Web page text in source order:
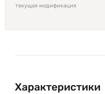
текущая модификация
Характеристики